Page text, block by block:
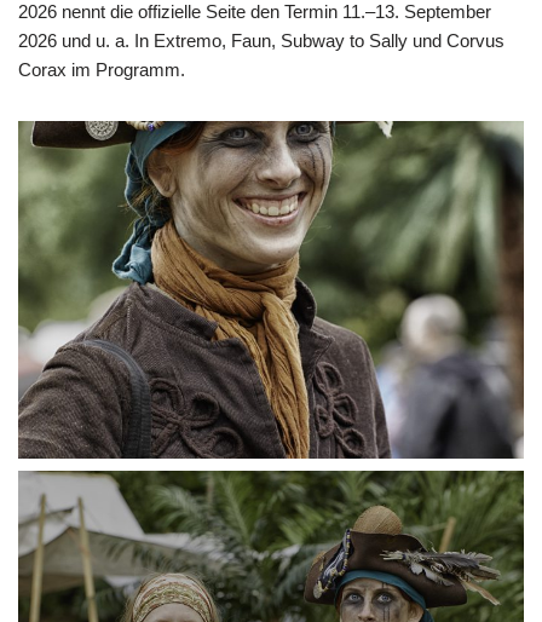
2026 nennt die offizielle Seite den Termin 11.–13. September
2026 und u. a. In Extremo, Faun, Subway to Sally und Corvus
Corax im Programm.